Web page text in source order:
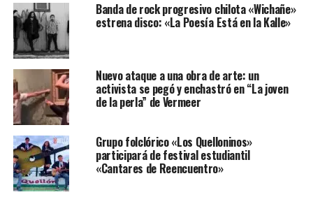
Banda de rock progresivo chilota «Wichañe»
estrena disco: «La Poesía Está en la Kalle»
Nuevo ataque a una obra de arte: un
activista se pegó y enchastró en “La joven
de la perla” de Vermeer
Grupo folclórico «Los Quelloninos»
participará de festival estudiantil
«Cantares de Reencuentro»